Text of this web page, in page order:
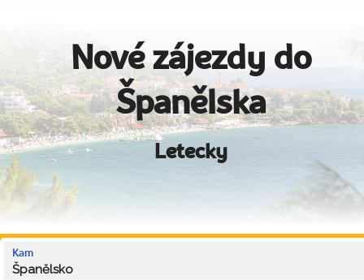
Nové zájezdy do
Španělska
Letecky
Kam
Španělsko